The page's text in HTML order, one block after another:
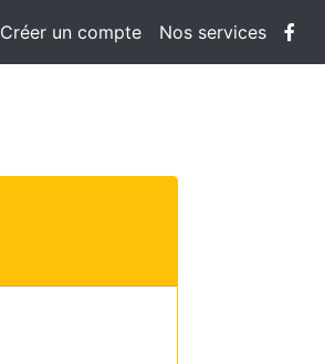
Créer un compte Nos services